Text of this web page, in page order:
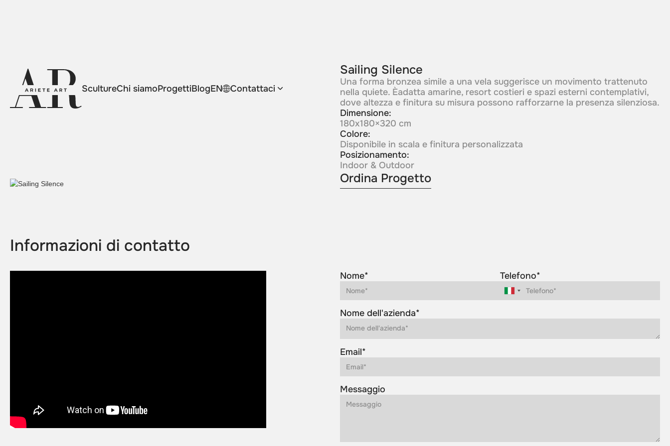
ScultureChi siamoProgettiBlogEN Contattaci
Sailing Silence
Una forma bronzea simile a una vela suggerisce un movimento trattenuto
nella quiete. Èadatta amarine, resort costieri e spazi esterni contemplativi,
dove altezza e finitura su misura possono rafforzarne la presenza silenziosa.
Dimensione:
180x180×320 cm
Colore:
Disponibile in scala e finitura personalizzata
Posizionamento:
Indoor & Outdoor
Ordina Progetto
Informazioni di contatto
Nome* Telefono*
Nome dell'azienda*
Email*
Messaggio